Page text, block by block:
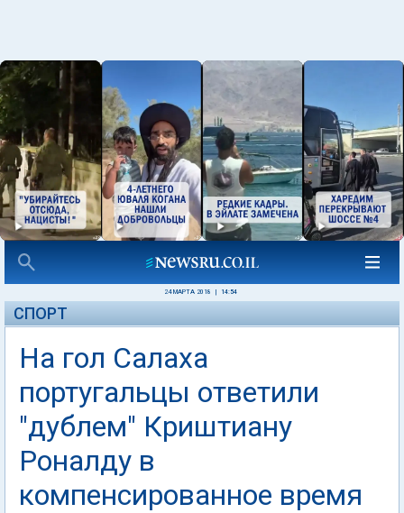
24 МАРТА 2018 14:54
СПОРТ
На гол Салаха
португальцы ответили
"дублем" Криштиану
Роналду в
компенсированное время